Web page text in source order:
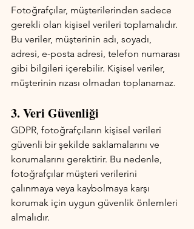
Fotoğrafçılar, müşterilerinden sadece
gerekli olan kişisel verileri toplamalıdır.
Bu veriler, müşterinin adı, soyadı,
adresi, e-posta adresi, telefon numarası
gibi bilgileri içerebilir. Kişisel veriler,
müşterinin rızası olmadan toplanamaz.
3. Veri Güvenliği
GDPR, fotoğrafçıların kişisel verileri
güvenli bir şekilde saklamalarını ve
korumalarını gerektirir. Bu nedenle,
fotoğrafçılar müşteri verilerini
çalınmaya veya kaybolmaya karşı
korumak için uygun güvenlik önlemleri
almalıdır.